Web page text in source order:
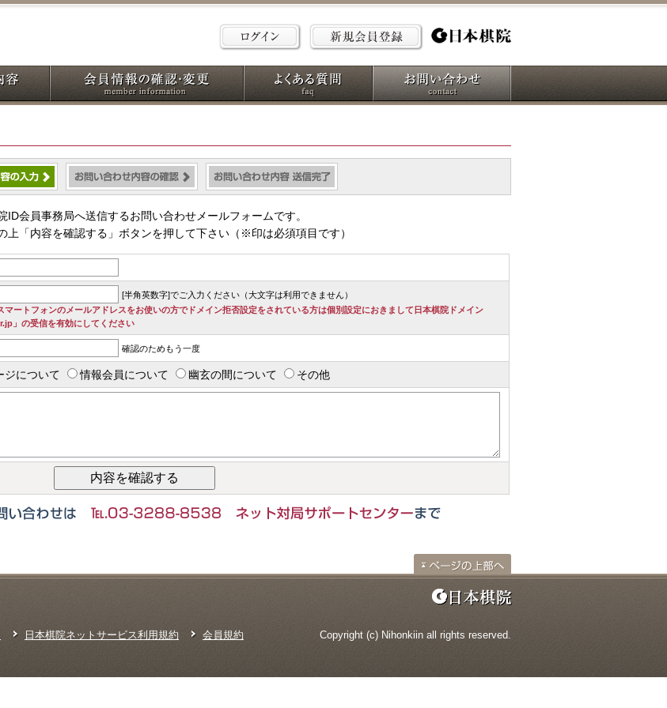
ID会員事務局へ送信するお問い合わせメールフォームです。
上「内容を確認する」ボタンを押して下さい（※印は必須項目です）
[半角英数字]でご入力ください（大文字は利用できません）
マートフォンのメールアドレスをお使いの方でドメイン拒否設定をされている方は個別設定におきまして日本棋院ドメイン
」の受信を有効にしてください
確認のためもう一度
ジについて 情報会員について 幽玄の間について その他
日本棋院ネットサービス利用規約 会員規約 Copyright (c) Nihonkiin all rights reserved.